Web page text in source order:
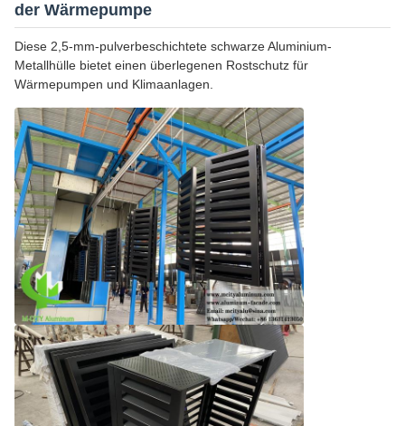
der Wärmepumpe
Diese 2,5-mm-pulverbeschichtete schwarze Aluminium-
Metallhülle bietet einen überlegenen Rostschutz für
Wärmepumpen und Klimaanlagen.